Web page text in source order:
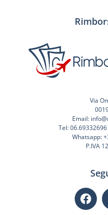
Via
Email:
Tel:
Whatsapp:
P.IVA